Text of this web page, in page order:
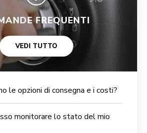
FREQUENTI
VEDI TUTTO
le opzioni di consegna e i costi?
monitorare lo stato del mio